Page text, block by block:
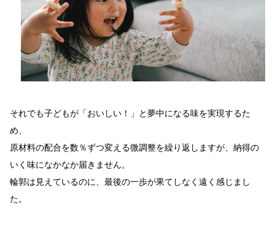
それでも子どもが「おいしい！」と夢中になる味を実現するた
め、
原材料の配合を数％ずつ変える微調整を繰り返しますが、納得の
いく味になかなか届きません。
輪郭は見えているのに、最後の一歩が果てしなく遠く感じまし
た。